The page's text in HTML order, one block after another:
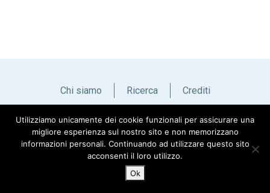
Chi siamo Ricerca Crediti
Italiano English
Utilizziamo unicamente dei cookie funzionali per assicurare una
migliore esperienza sul nostro sito e non memorizzano
informazioni personali. Continuando ad utilizzare questo sito
acconsenti il loro utilizzo.
Ok